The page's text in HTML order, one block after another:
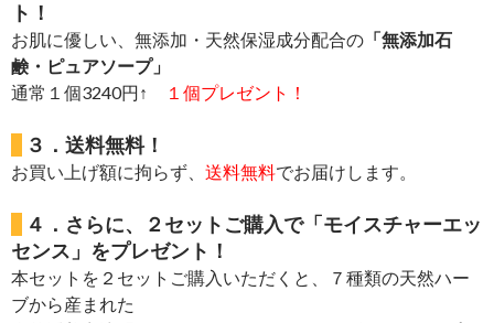
ト！
お肌に優しい、無添加・天然保湿成分配合の 「無添加石
鹸・ピュアソープ」
通常１個3240円↑
１個プレゼント！
３．送料無料！
お買い上げ額に拘らず、 送料無料でお届けします。
４．さらに、２セットご購入で「モイスチャーエッ
センス」をプレゼント！
本セットを２セットご購入いただくと、７種類の天然ハー
ブから産まれた